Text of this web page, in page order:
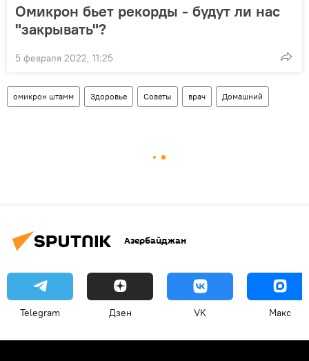
Омикрон бьет рекорды - будут ли нас
"закрывать"?
5 февраля 2022, 11:25
омикрон штамм Здоровье Советы врач Домашний
Азербайджан
Telegram Дзен VK Макс